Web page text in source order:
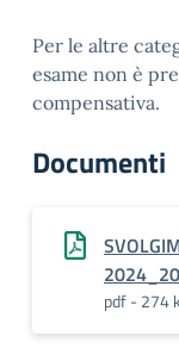
Per le altre
esame non è
compensativa.
Documenti
pdf - 274